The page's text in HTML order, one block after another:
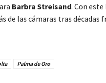
Barbra Streisand. Con
de las cámaras tras décadas
Palma de Oro